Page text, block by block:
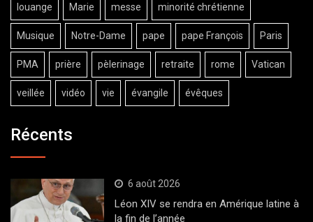
louange Marie messe minorité chrétienne
Musique Notre-Dame pape pape François Paris
PMA prière pèlerinage retraite rome Vatican
veillée vidéo vie évangile évêques
Récents
6 août 2026
Léon XIV se rendra en Amérique latine à
la fin de l’année